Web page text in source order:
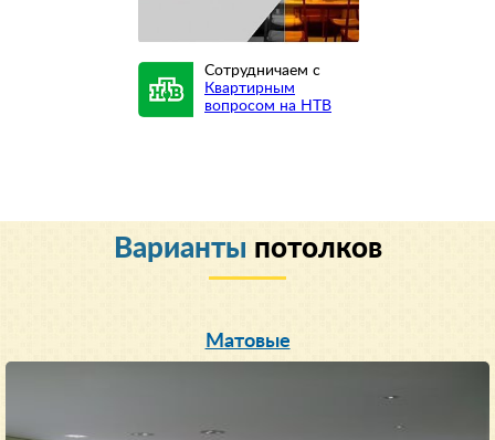
Сотрудничаем с
Квартирным
вопросом на НТВ
Варианты потолков
Матовые